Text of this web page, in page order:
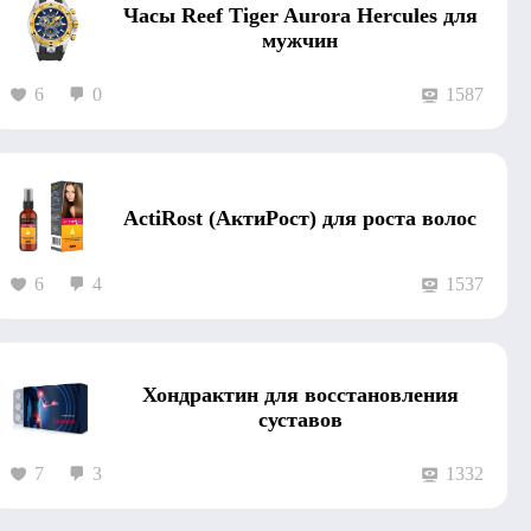
Часы Reef Tiger Aurora Hercules для
мужчин
6 0 1587
ActiRost (АктиРост) для роста волос
6 4 1537
Хондрактин для восстановления
суставов
7 3 1332